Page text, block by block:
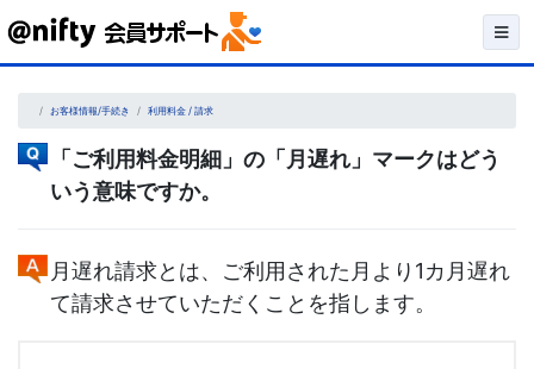
Skip
content お客様情報/手続き 利用料金 / 請求
「ご利用料金明細」の「月遅れ」マークはどう
いう意味ですか。
月遅れ請求とは、ご利用された月より1カ月遅れ
て請求させていただくことを指します。